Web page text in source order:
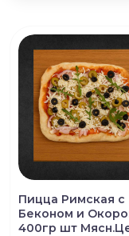
Пицца Римская с
Беконом и
400гр шт